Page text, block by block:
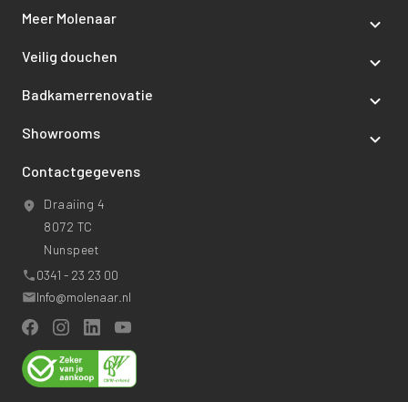
Meer Molenaar
Veilig douchen
Badkamerrenovatie
Showrooms
Contactgegevens
Draaiing 4
8072 TC
Nunspeet
0341 - 23 23 00
Info@molenaar.nl